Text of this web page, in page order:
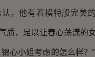
他有着模特般完美的
质，足以让春心荡漾的
小姐考虑的怎么样？